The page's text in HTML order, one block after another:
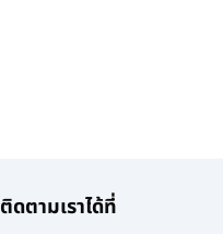
ติดตามเราได้ที่